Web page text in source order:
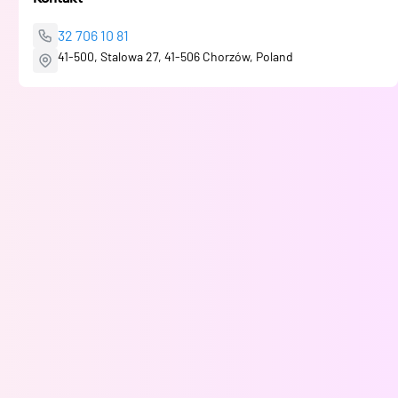
32 706 10 81
41-500, Stalowa 27, 41-506 Chorzów, Poland